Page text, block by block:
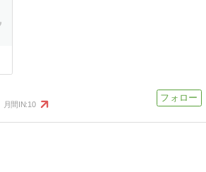
月間IN:10